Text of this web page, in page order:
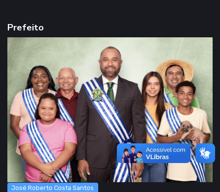
Prefeito
José Roberto Costa Santos